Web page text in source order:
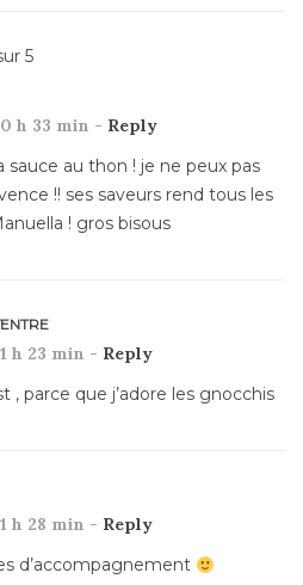
5
h 33 min - Reply
au thon ! je ne peux pas
!! ses saveurs rend tous les
! gros bisous
h 23 min - Reply
, parce que j’adore les gnocchis
h 28 min - Reply
d’accompagnement